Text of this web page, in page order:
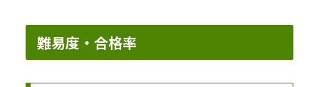
難易度・合格率